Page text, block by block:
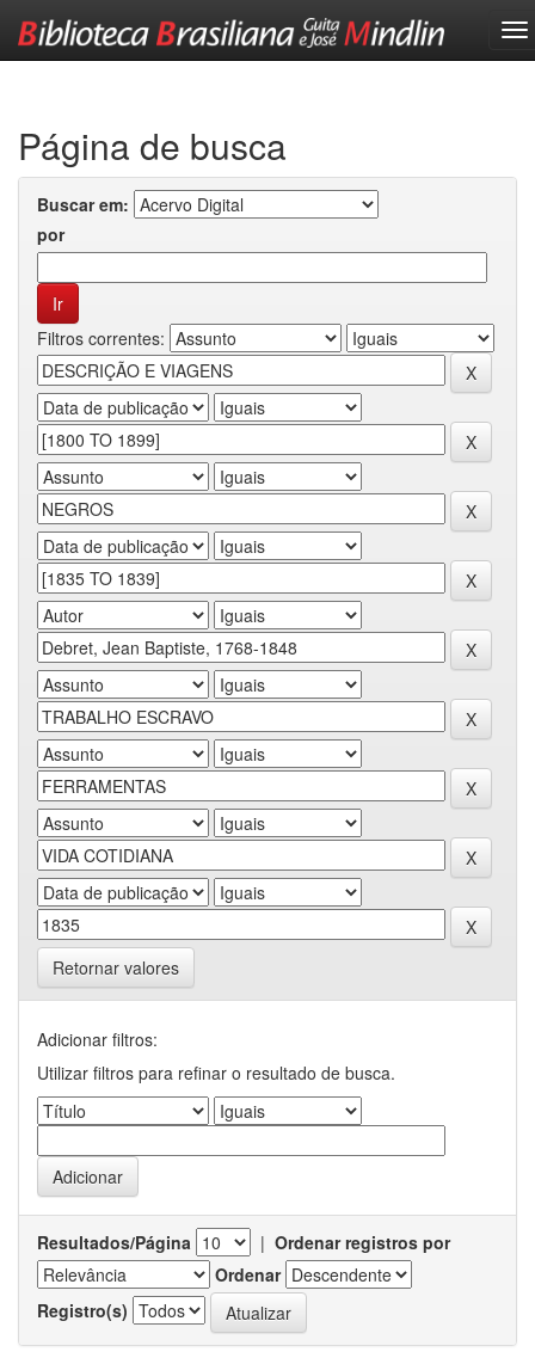
Página de busca
Buscar em:
por
Filtros correntes:
Retornar valores
Adicionar filtros:
Utilizar filtros para refinar o resultado de busca.
Resultados/Página | Ordenar registros por
Ordenar
Registro(s)